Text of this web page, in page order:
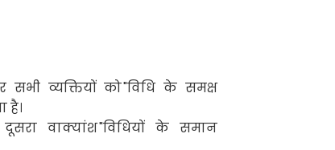
सभी व्यक्तियों को"विधि के समक्ष
है।
वाक्यांश"विधियों के समान